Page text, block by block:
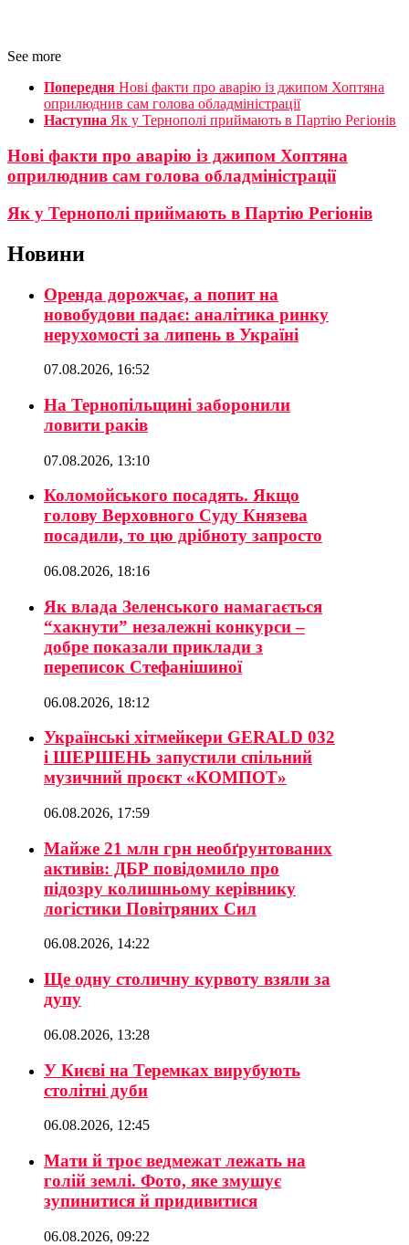
See more
Попередня Нові факти про аварію із джипом Хоптяна
оприлюднив сам голова обладміністрації
Наступна Як у Тернополі приймають в Партію Регіонів
Нові факти про аварію із джипом Хоптяна
оприлюднив сам голова обладміністрації
Як у Тернополі приймають в Партію Регіонів
Новини
Оренда дорожчає, а попит на
новобудови падає: аналітика ринку
нерухомості за липень в Україні
07.08.2026, 16:52
На Тернопільщині заборонили
ловити раків
07.08.2026, 13:10
Коломойського посадять. Якщо
голову Верховного Суду Князева
посадили, то цю дрібноту запросто
06.08.2026, 18:16
Як влада Зеленського намагається
“хакнути” незалежні конкурси –
добре показали приклади з
переписок Стефанішиної
06.08.2026, 18:12
Українські хітмейкери GERALD 032
і ШЕРШЕНЬ запустили спільний
музичний проєкт «КОМПОТ»
06.08.2026, 17:59
Майже 21 млн грн необґрунтованих
активів: ДБР повідомило про
підозру колишньому керівнику
логістики Повітряних Сил
06.08.2026, 14:22
Ще одну столичну курвоту взяли за
дупу
06.08.2026, 13:28
У Києві на Теремках вирубують
столітні дуби
06.08.2026, 12:45
Мати й троє ведмежат лежать на
голій землі. Фото, яке змушує
зупинитися й придивитися
06.08.2026, 09:22